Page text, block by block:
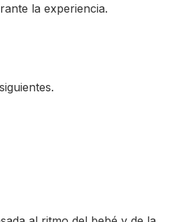
la experiencia.